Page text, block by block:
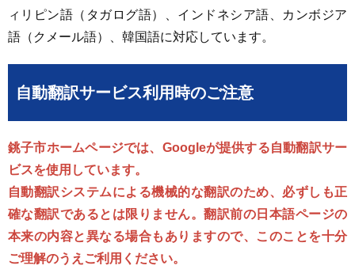
ィリピン語（タガログ語）、インドネシア語、カンボジア
語（クメール語）、韓国語に対応しています。
自動翻訳サービス利用時のご注意
銚子市ホームページでは、Googleが提供する自動翻訳サー
ビスを使用しています。
自動翻訳システムによる機械的な翻訳のため、必ずしも正
確な翻訳であるとは限りません。翻訳前の日本語ページの
本来の内容と異なる場合もありますので、このことを十分
ご理解のうえご利用ください。